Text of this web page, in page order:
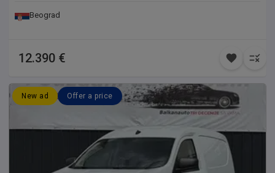
Beograd
12.390 €
New ad Offer a price